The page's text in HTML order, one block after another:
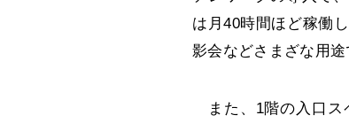
は月40時間ほど稼働
影会などさまざな用途
また、1階の入口ス